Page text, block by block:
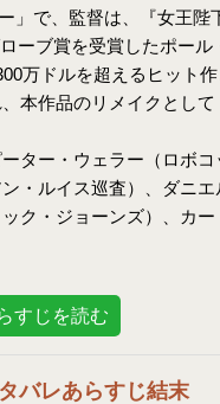
」で、監督は、『女王陛
ーブ賞を受賞したポー
万ドルを超えるヒット
本作品のリメイクとして
ター・ウェラー（ロボコ
・ルイス巡査）、ダニエ
ク・ジョーンズ）、カー
すじを読む
バレあらすじ結末